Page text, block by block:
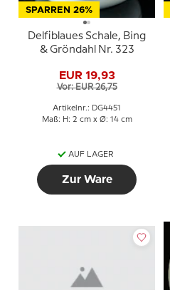
SPARREN 26%
Delfiblaues Schale, Bing
& Gröndahl Nr. 323
EUR 19,93
Vor: EUR 26,75
Artikelnr.: DG4451
Maß: H: 2 cm x Ø: 14 cm
AUF LAGER
Zur Ware